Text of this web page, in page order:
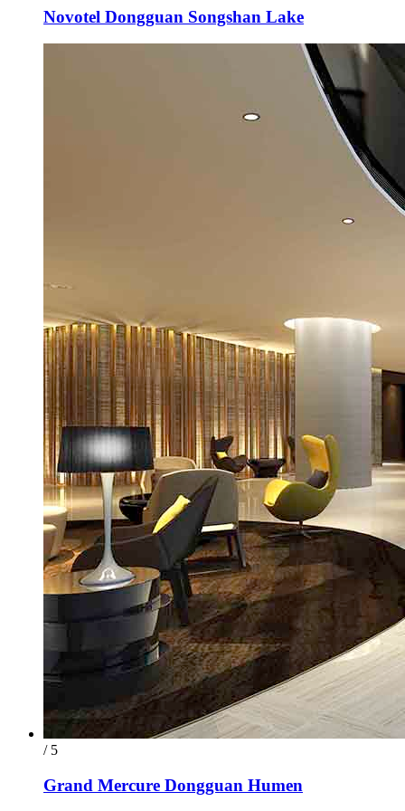
Novotel Dongguan Songshan Lake
/ 5
Grand Mercure Dongguan Humen